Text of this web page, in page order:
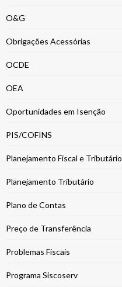
O&G
Obrigações Acessórias
OCDE
OEA
Oportunidades em Isenção
PIS/COFINS
Planejamento Fiscal e Tributário
Planejamento Tributário
Plano de Contas
Preço de Transferência
Problemas Fiscais
Programa Siscoserv